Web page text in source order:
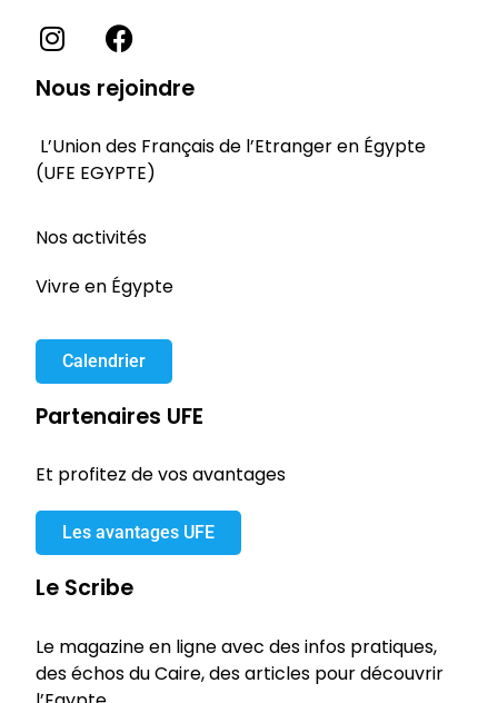
Nous rejoindre
L’Union des Français de l’Etranger en Égypte
(UFE EGYPTE)
Nos activités
Vivre en Égypte
Calendrier
Partenaires UFE
Et profitez de vos avantages
Les avantages UFE
Le Scribe
Le magazine en ligne avec des infos pratiques,
des échos du Caire, des articles pour découvrir